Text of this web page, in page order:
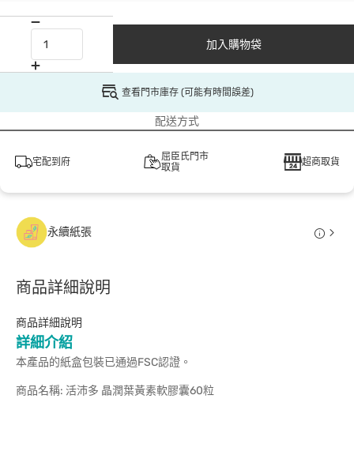
加入購物袋
查看門市庫存 (可能有時間誤差)
配送方式
宅配到府
屈臣氏門市
取貨
超商取貨
永續紙張
商品詳細說明
商品詳細說明
詳細介紹
本產品的紙盒包裝已通過FSC認證。
商品名稱: 活沛多 晶潤葉黃素軟膠囊60粒